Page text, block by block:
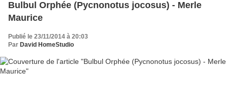
Bulbul Orphée (Pycnonotus jocosus) - Merle
Maurice
Publié le 23/11/2014 à 20:03
Par David HomeStudio